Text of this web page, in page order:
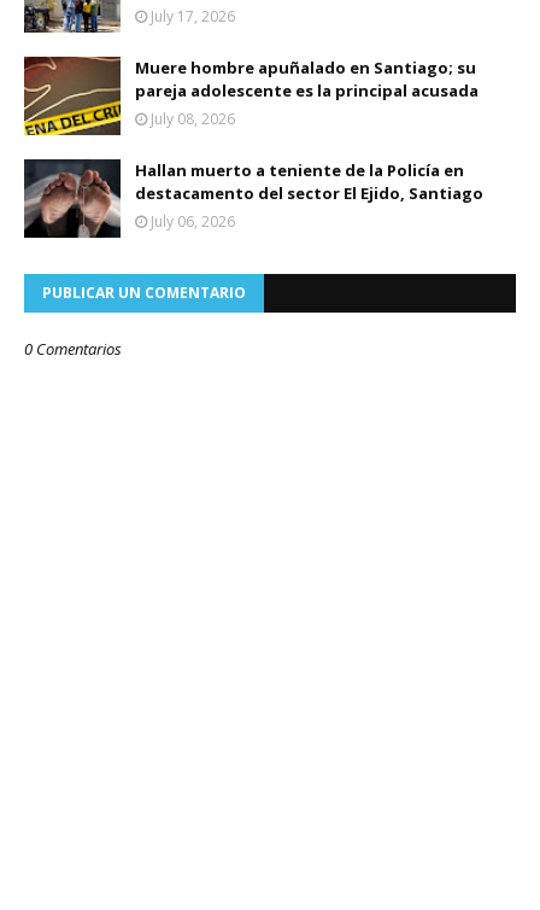
July 17, 2026
Muere hombre apuñalado en Santiago; su
pareja adolescente es la principal acusada
July 08, 2026
Hallan muerto a teniente de la Policía en
destacamento del sector El Ejido, Santiago
July 06, 2026
PUBLICAR UN COMENTARIO
0 Comentarios